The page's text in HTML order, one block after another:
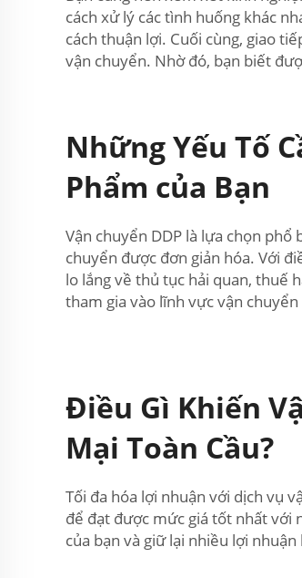
cách xử lý các tình huống khác
cách thuận lợi. Cuối cùng, giao
vận chuyển. Nhờ đó, bạn biết
Những Yếu Tố
Phẩm của Bạn
Vận chuyển DDP là lựa chọn
chuyển được đơn giản hóa. Với
lo lắng về thủ tục hải quan, thuế
tham gia vào lĩnh vực vận
Điều Gì Khiến
Mại Toàn Cầu?
Tối đa hóa lợi nhuận với dịch vụ
để đạt được mức giá tốt nhất với
của bạn và giữ lại nhiều lợi